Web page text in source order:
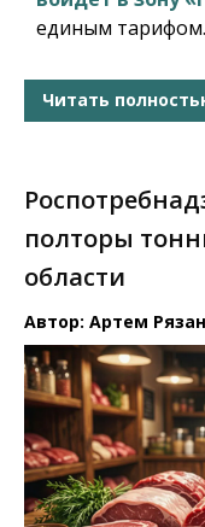
единым тарифом.
Читать
полторы
области
Автор: Артем